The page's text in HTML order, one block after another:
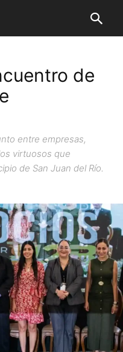
de
entre empresas,
virtuosos que
de San Juan del Río.